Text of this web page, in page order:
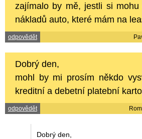
zajímalo by mě, jestli si
nákladů auto, které mám na
odpovědět
Dobrý den,
mohl by mi prosím někdo
kreditní a debetní platební
odpovědět
Dobrý den,